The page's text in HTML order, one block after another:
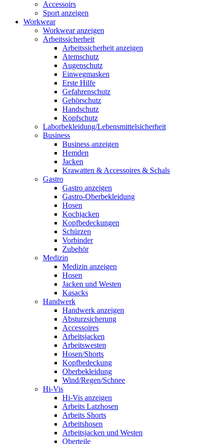
Accessoirs
Sport anzeigen
Workwear
Workwear anzeigen
Arbeitssicherheit
Arbeitssicherheit anzeigen
Atemschutz
Augenschutz
Einwegmasken
Erste Hilfe
Gefahrenschutz
Gehörschutz
Handschutz
Kopfschutz
Laborbekleidung/Lebensmittelsicherheit
Business
Business anzeigen
Hemden
Jacken
Krawatten & Accessoires & Schals
Gastro
Gastro anzeigen
Gastro-Oberbekleidung
Hosen
Kochjacken
Kopfbedeckungen
Schürzen
Vorbinder
Zubehör
Medizin
Medizin anzeigen
Hosen
Jacken und Westen
Kasacks
Handwerk
Handwerk anzeigen
Absturzsicherung
Accessoires
Arbeitsjacken
Arbeitswesten
Hosen/Shorts
Kopfbedeckung
Oberbekleidung
Wind/Regen/Schnee
Hi-Vis
Hi-Vis anzeigen
Arbeits Latzhosen
Arbeits Shorts
Arbeitshosen
Arbeitsjacken und Westen
Oberteile